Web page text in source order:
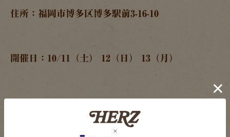
住所：福岡市博多区博多駅前3-16-10
開催日：10/11（土） 12（日） 13（月）